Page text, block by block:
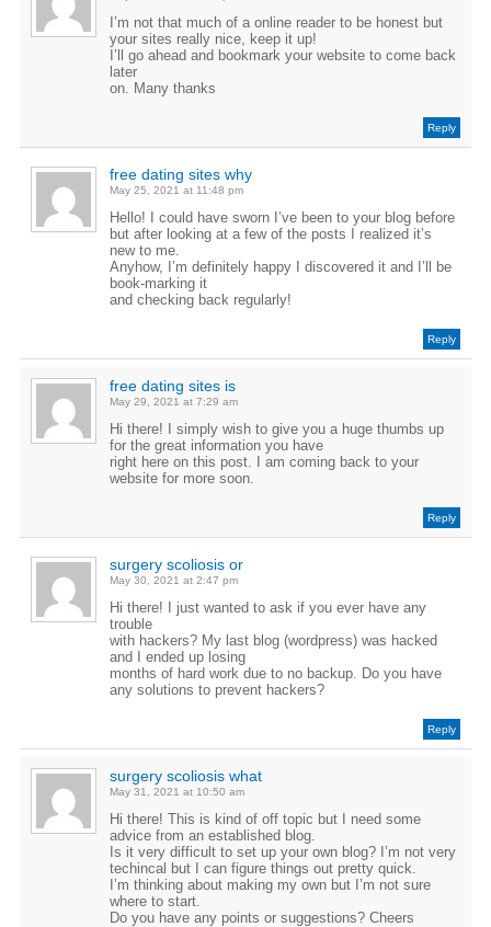
I’m not that much of a online reader to be honest but
your sites really nice, keep it up!
I’ll go ahead and bookmark your website to come back
later
on. Many thanks
Reply
free dating sites why
May 25, 2021 at 11:48 pm
Hello! I could have sworn I’ve been to your blog before
but after looking at a few of the posts I realized it’s
new to me.
Anyhow, I’m definitely happy I discovered it and I’ll be
book-marking it
and checking back regularly!
Reply
free dating sites is
May 29, 2021 at 7:29 am
Hi there! I simply wish to give you a huge thumbs up
for the great information you have
right here on this post. I am coming back to your
website for more soon.
Reply
surgery scoliosis or
May 30, 2021 at 2:47 pm
Hi there! I just wanted to ask if you ever have any
trouble
with hackers? My last blog (wordpress) was hacked
and I ended up losing
months of hard work due to no backup. Do you have
any solutions to prevent hackers?
Reply
surgery scoliosis what
May 31, 2021 at 10:50 am
Hi there! This is kind of off topic but I need some
advice from an established blog.
Is it very difficult to set up your own blog? I’m not very
techincal but I can figure things out pretty quick.
I’m thinking about making my own but I’m not sure
where to start.
Do you have any points or suggestions? Cheers